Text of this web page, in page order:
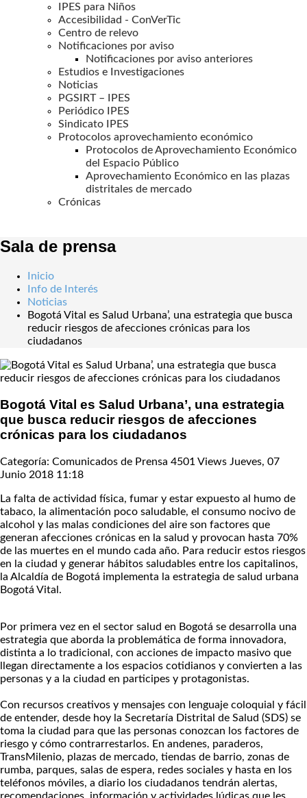
IPES para Niños
Accesibilidad - ConVerTic
Centro de relevo
Notificaciones por aviso
Notificaciones por aviso anteriores
Estudios e Investigaciones
Noticias
PGSIRT – IPES
Periódico IPES
Sindicato IPES
Protocolos aprovechamiento económico
Protocolos de Aprovechamiento Económico
del Espacio Público
Aprovechamiento Económico en las plazas
distritales de mercado
Crónicas
Sala de prensa
Inicio
Info de Interés
Noticias
Bogotá Vital es Salud Urbana’, una estrategia que busca
reducir riesgos de afecciones crónicas para los
ciudadanos
Bogotá Vital es Salud Urbana’, una estrategia
que busca reducir riesgos de afecciones
crónicas para los ciudadanos
Categoría: Comunicados de Prensa 4501 Views Jueves, 07
Junio 2018 11:18
La falta de actividad física, fumar y estar expuesto al humo de
tabaco, la alimentación poco saludable, el consumo nocivo de
alcohol y las malas condiciones del aire son factores que
generan afecciones crónicas en la salud y provocan hasta 70%
de las muertes en el mundo cada año. Para reducir estos riesgos
en la ciudad y generar hábitos saludables entre los capitalinos,
la Alcaldía de Bogotá implementa la estrategia de salud urbana
Bogotá Vital.
Por primera vez en el sector salud en Bogotá se desarrolla una
estrategia que aborda la problemática de forma innovadora,
distinta a lo tradicional, con acciones de impacto masivo que
llegan directamente a los espacios cotidianos y convierten a las
personas y a la ciudad en participes y protagonistas.
Con recursos creativos y mensajes con lenguaje coloquial y fácil
de entender, desde hoy la Secretaría Distrital de Salud (SDS) se
toma la ciudad para que las personas conozcan los factores de
riesgo y cómo contrarrestarlos. En andenes, paraderos,
TransMilenio, plazas de mercado, tiendas de barrio, zonas de
rumba, parques, salas de espera, redes sociales y hasta en los
teléfonos móviles, a diario los ciudadanos tendrán alertas,